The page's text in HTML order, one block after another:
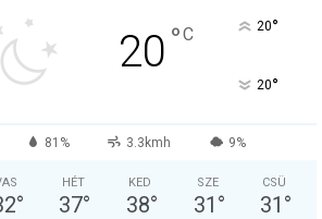
20 °C 20°
20°
81% 3.3kmh 9%
°
HÉT
37°
KED
38°
SZE
31 °
CSÜ
31 °